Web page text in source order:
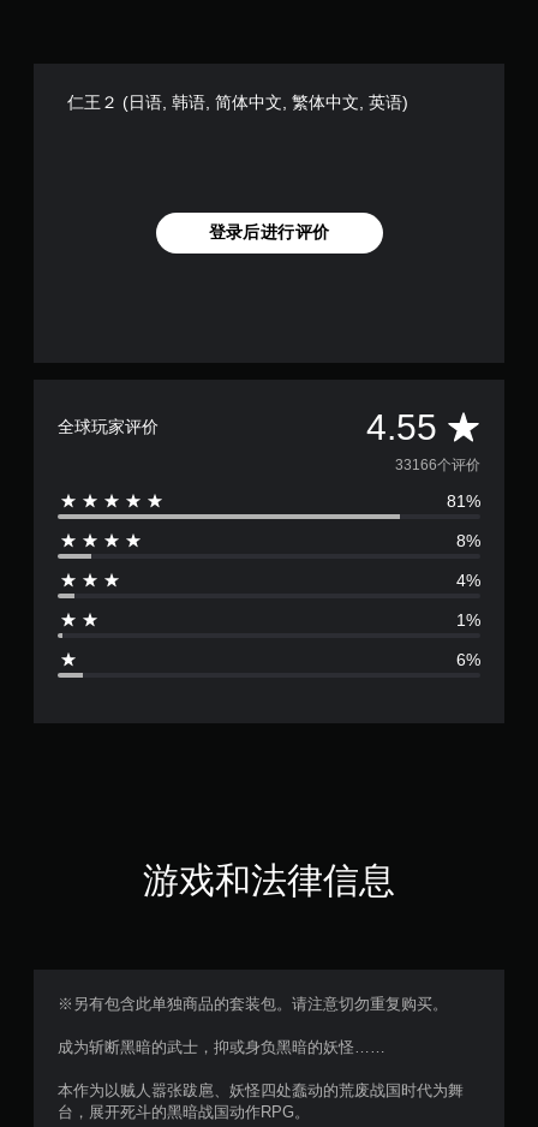
仁王２ (日语, 韩语, 简体中文, 繁体中文, 英语)
登录后进行评价
全球玩家评价 4.55 平
均
评
价
5
5
星
33166个评价
81%
8%
4%
1%
6%
游戏和法律信息
※另有包含此单独商品的套装包。请注意切勿重复购买。
成为斩断黑暗的武士，抑或身负黑暗的妖怪……
本作为以贼人嚣张跋扈、妖怪四处蠢动的荒废战国时代为舞
台，展开死斗的黑暗战国动作RPG。